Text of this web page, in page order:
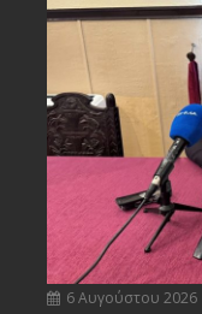
6 Αυγούστου 2026